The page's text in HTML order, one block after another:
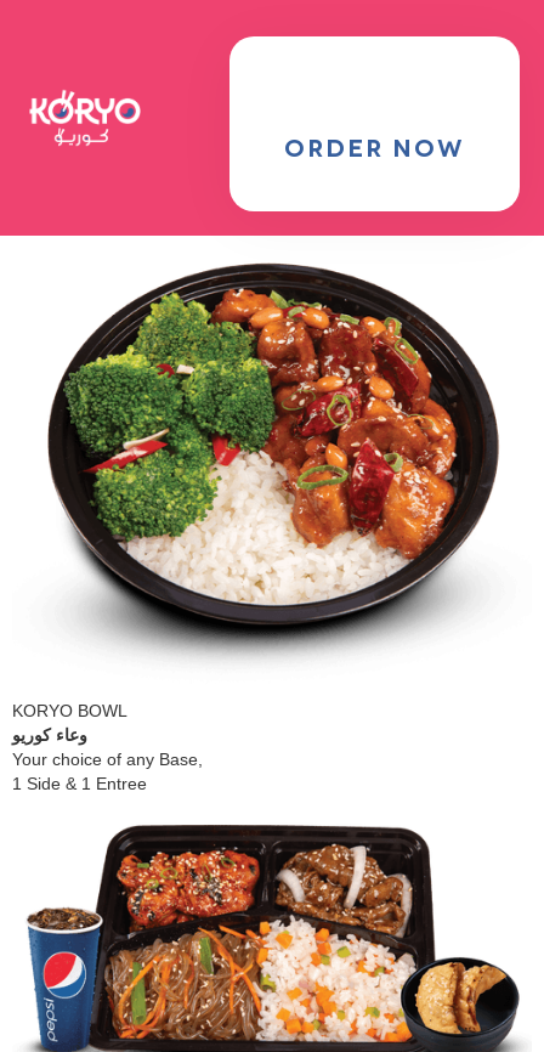
ORDER NOW
KORYO BOWL
وعاء كوريو
​Your choice of any Base,
1 Side & 1 Entree